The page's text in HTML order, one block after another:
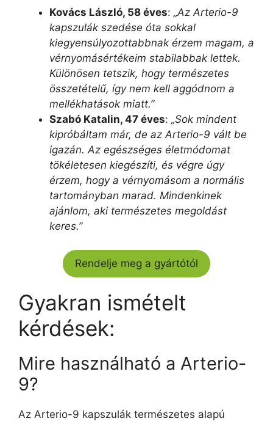
Kovács László, 58 éves: „Az Arterio-9
kapszulák szedése óta sokkal
kiegyensúlyozottabbnak érzem magam, a
vérnyomásértékeim stabilabbak lettek.
Különösen tetszik, hogy természetes
összetételű, így nem kell aggódnom a
mellékhatások miatt.”
Szabó Katalin, 47 éves: „Sok mindent
kipróbáltam már, de az Arterio-9 vált be
igazán. Az egészséges életmódomat
tökéletesen kiegészíti, és végre úgy
érzem, hogy a vérnyomásom a normális
tartományban marad. Mindenkinek
ajánlom, aki természetes megoldást
keres.”
Rendelje meg a gyártótól
Gyakran ismételt
kérdések:
Mire használható a Arterio-
9?
Az Arterio-9 kapszulák természetes alapú